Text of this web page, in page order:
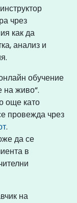
чрез
как да
анализ и
обучение
на живо“.
още като
провежда чрез
.
да се
в
на